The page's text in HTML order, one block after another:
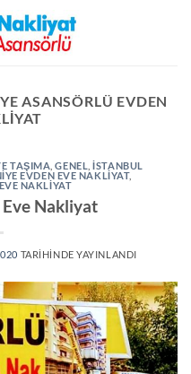
ASANSÖRLÜ EVDEN
TAŞIMA ,GENEL ,ISTANBUL
EVDEN EVE NAKLIYAT,
NAKLIYAT
Nakliyat
TARIHINDE YAYINLANDI